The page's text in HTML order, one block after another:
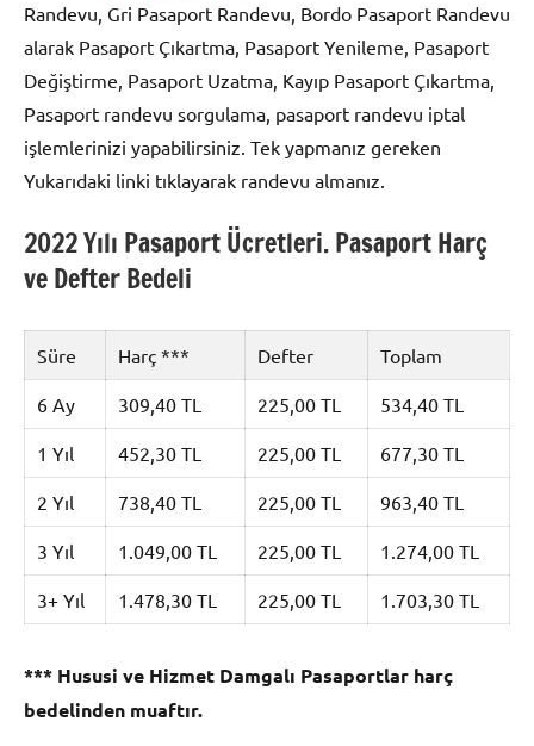
Randevu, Gri Pasaport Randevu, Bordo Pasaport Randevu
alarak Pasaport Çıkartma, Pasaport Yenileme, Pasaport
Değiştirme, Pasaport Uzatma, Kayıp Pasaport Çıkartma,
Pasaport randevu sorgulama, pasaport randevu iptal
işlemlerinizi yapabilirsiniz. Tek yapmanız gereken
Yukarıdaki linki tıklayarak randevu almanız.
2022 Yılı Pasaport Ücretleri. Pasaport Harç
ve Defter Bedeli
Süre Harç *** Defter Toplam
6 Ay 309,40 TL 225,00 TL 534,40 TL
1 Yıl 452,30 TL 225,00 TL 677,30 TL
2 Yıl 738,40 TL 225,00 TL 963,40 TL
3 Yıl 1.049,00 TL 225,00 TL 1.274,00 TL
3+ Yıl 1.478,30 TL 225,00 TL 1.703,30 TL
*** Hususi ve Hizmet Damgalı Pasaportlar harç
bedelinden muaftır.